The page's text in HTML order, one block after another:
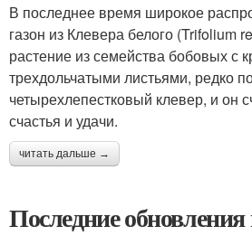
В последнее время широкое
газон из Клевера белого (Trifolium
растение из семейства бобовых с
трехдольчатыми листьями, редко
четырехлепестковый клевер, и он
счастья и удачи.
читать дальше →
Последние обновления